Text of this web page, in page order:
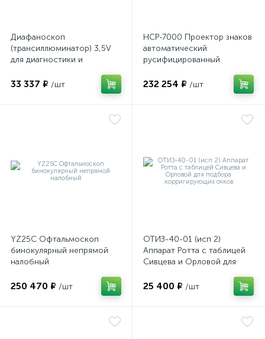
Диафаноскоп
(трансиллюминатор) 3,5V
для диагностики и
структур глазного яблока
33 337 ₽ /шт
НСР-7000 Проектор знаков
автоматический
русифицированный
232 254 ₽ /шт
YZ25C Офтальмоскоп
бинокулярный непрямой
налобный
250 470 ₽ /шт
ОТИЗ-40-01 (исп 2)
Аппарат Ротта с таблицей
Сивцева и Орловой для
очков
25 400 ₽ /шт